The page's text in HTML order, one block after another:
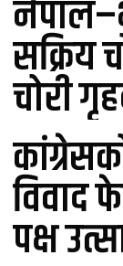
सक्रिय
चोरी
विवाद
पक्ष